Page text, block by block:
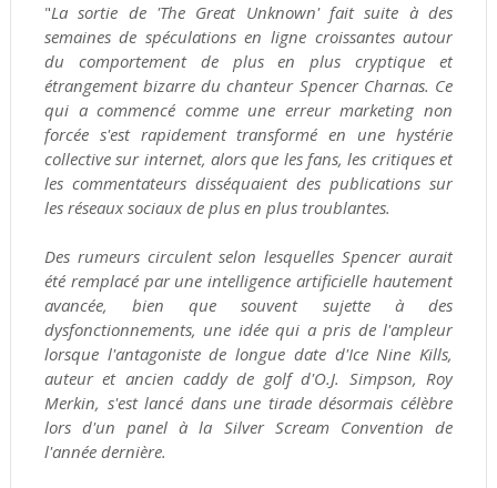
"La sortie de 'The Great Unknown' fait suite à des
semaines de spéculations en ligne croissantes autour
du comportement de plus en plus cryptique et
étrangement bizarre du chanteur Spencer Charnas. Ce
qui a commencé comme une erreur marketing non
forcée s'est rapidement transformé en une hystérie
collective sur internet, alors que les fans, les critiques et
les commentateurs disséquaient des publications sur
les réseaux sociaux de plus en plus troublantes.
Des rumeurs circulent selon lesquelles Spencer aurait
été remplacé par une intelligence artificielle hautement
avancée, bien que souvent sujette à des
dysfonctionnements, une idée qui a pris de l'ampleur
lorsque l'antagoniste de longue date d'Ice Nine Kills,
auteur et ancien caddy de golf d'O.J. Simpson, Roy
Merkin, s'est lancé dans une tirade désormais célèbre
lors d'un panel à la Silver Scream Convention de
l'année dernière.